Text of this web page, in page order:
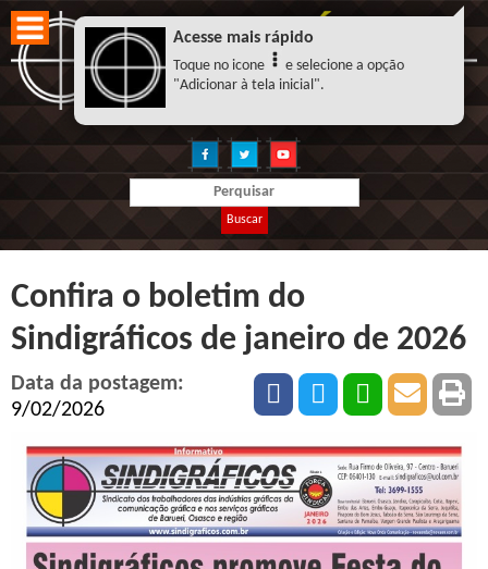
Buscar
Confira o boletim do
Sindigráficos de janeiro de 2026
Data da postagem:
9/02/2026
Acesse mais rápido
Toque no icone
e selecione a opção
"Adicionar à tela inicial".